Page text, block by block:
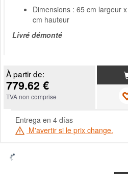
Dimensions : 65 cm largeur
cm hauteur
Livré démonté
À partir de:
779.62 €
TVA non comprise
Entrega en 4 días
M'avertir si le prix change.